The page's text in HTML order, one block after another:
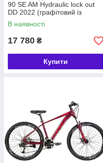
амортизаторами та
бачить своїх буднів без
велосипеди, які добре
туристичні моделі, які
поїздок на роботу.
Вибирайте свій ідеальний
90 SE AM Hydraulic lock out
DD 2022 (графітовий із
зеленим (м))
В наявності
17 780 ₴
Купити